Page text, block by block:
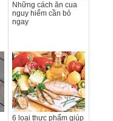
Những cách ăn cua
nguy hiểm cần bỏ
ngay
6 loại thực phẩm giúp